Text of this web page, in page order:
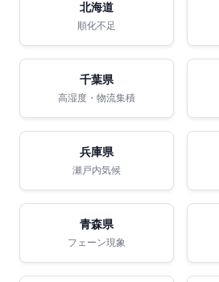
北海道
順化不足
千葉県
高湿度・物流集積
兵庫県
瀬戸内気候
青森県
フェーン現象